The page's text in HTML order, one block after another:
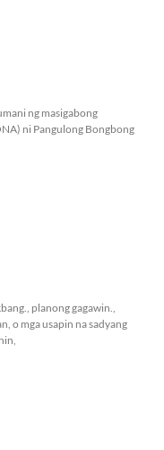
ng masigabong
ni Pangulong Bongbong
planong gagawin.,
o mga usapin na sadyang